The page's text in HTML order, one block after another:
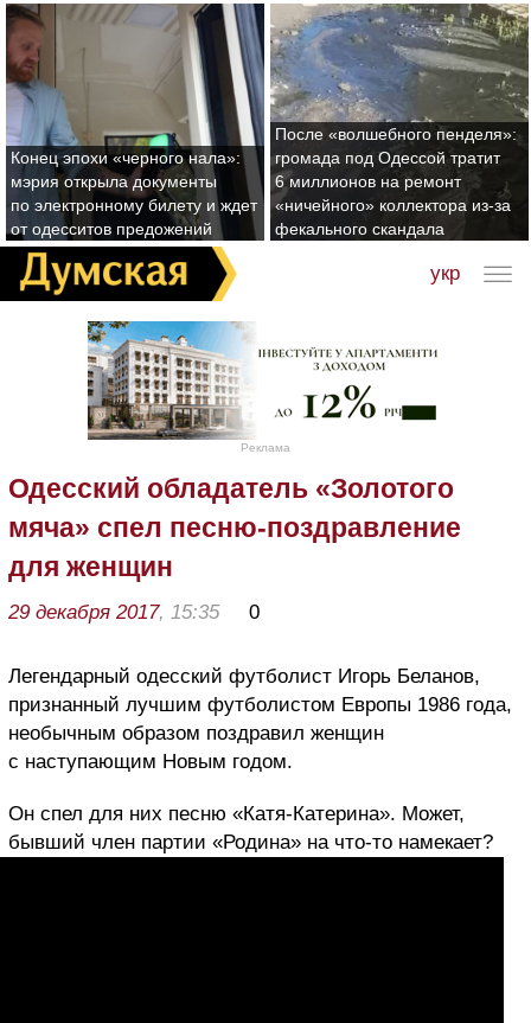
Конец эпохи «черного нала»:
мэрия открыла документы
по электронному билету и ждет
от одесситов предожений
После «волшебного пенделя»:
громада под Одессой тратит
6 миллионов на ремонт
«ничейного» коллектора из-за
фекального скандала
укр
Реклама
Одесский обладатель «Золотого
мяча» спел песню-поздравление
для женщин
29 декабря 2017, 15:35 0
Легендарный одесский футболист Игорь Беланов,
признанный лучшим футболистом Европы 1986 года,
необычным образом поздравил женщин
с наступающим Новым годом.
Он спел для них песню «Катя-Катерина». Может,
бывший член партии «Родина» на что-то намекает?